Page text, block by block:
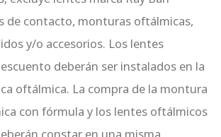
de contacto, monturas oftálmicas,
y/o accesorios. Los lentes
deberán ser instalados en la
oftálmica. La compra de la montura
con fórmula y los lentes oftálmicos